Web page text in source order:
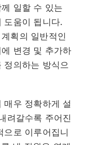
일할 수 있는
도움이 됩니다.
획의 일반적인
변경 및 추가하
정의하는 방식으
매우 정확하게 설
려갈수록 주어진
으로 이루어집니